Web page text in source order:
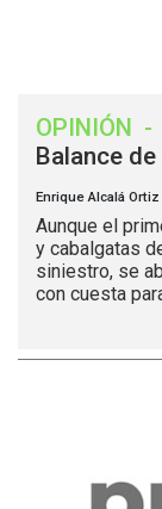
OPINIÓN -
Balance
Enrique Alcalá
Aunque el
y cabalgatas
siniestro, se
con cuesta